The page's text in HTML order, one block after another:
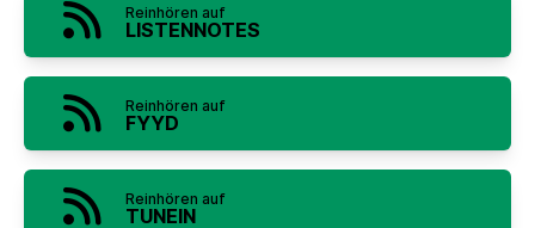
Reinhören auf
LISTENNOTES
Reinhören auf
FYYD
Reinhören auf
TUNEIN